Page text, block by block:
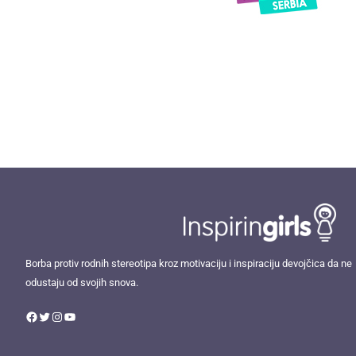
Borba protiv rodnih stereotipa kroz motivaciju i inspiraciju devojčica da ne
odustaju od svojih snova.